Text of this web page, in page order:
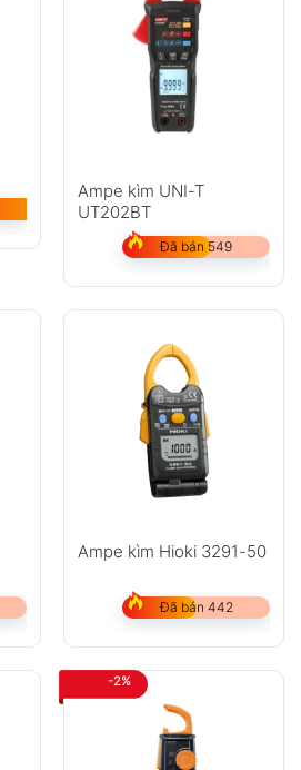
Ampe kìm UNI-T
UT202BT
Đã bán 549
Ampe kìm Hioki 3291-50
Đã bán 442
-2%